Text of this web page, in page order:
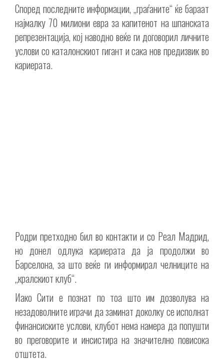
Според последните информации, „граѓаните“ ќе бараат
најмалку 70 милиони евра за капитенот на шпанската
репрезентација, кој наводно веќе ги договорил личните
услови со каталонскиот гигант и сака нов предизвик во
кариерата.
Родри претходно бил во контакти и со Реал Мадрид,
но донел одлука кариерата да ја продолжи во
Барселона, за што веќе ги информирал челниците на
„кралскиот клуб“.
Иако Сити е познат по тоа што им дозволува на
незадоволните играчи да заминат доколку се исполнат
финансиските услови, клубот нема намера да попушти
во преговорите и инсистира на значително повисока
отштета.